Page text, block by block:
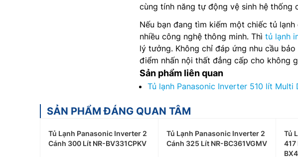
cùng tính năng tự động vệ sinh hệ thống
Nếu bạn đang tìm kiếm một chiếc tủ
nhiều công nghệ thông minh. Thì tủ lạnh
lý tưởng. Không chỉ đáp ứng nhu cầu
điểm nhấn nội thất đẳng cấp cho không
Sản phẩm liên quan
Tủ lạnh Panasonic Inverter 510 lít Multi
SẢN PHẨM ĐÁNG QUAN TÂM
Tủ Lạnh Panasonic Inverter 2
Cánh 300 Lít NR-BV331CPKV
Tủ Lạnh Panasonic Inverter 2
Cánh 325 Lít NR-BC361VGMV
Tủ
417